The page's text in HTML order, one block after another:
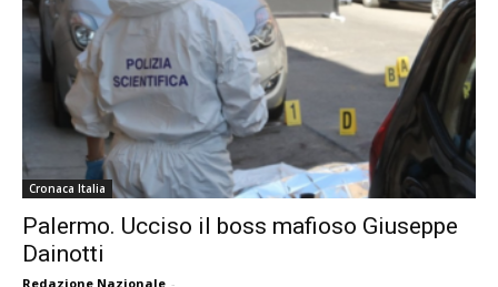
Cronaca Italia
Palermo. Ucciso il boss mafioso Giuseppe
Dainotti
Redazione Nazionale -